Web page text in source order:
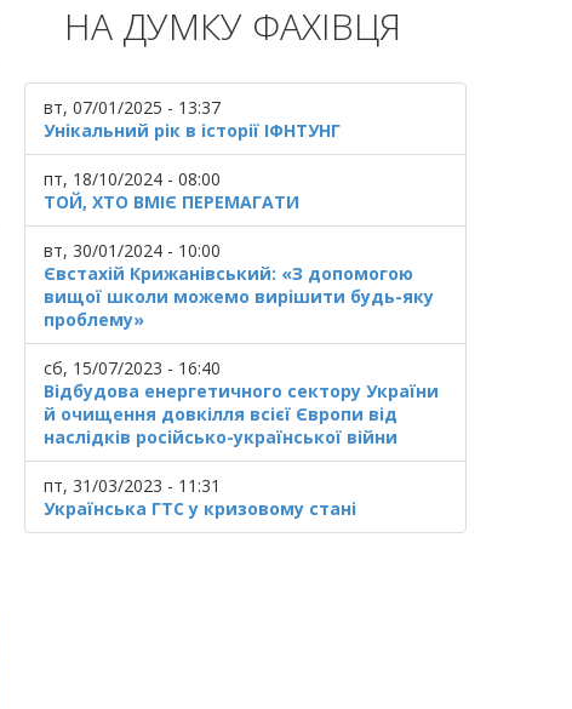
НА ДУМКУ ФАХІВЦЯ
вт, 07/01/2025 - 13:37
Унікальний рік в історії ІФНТУНГ
пт, 18/10/2024 - 08:00
ТОЙ, ХТО ВМІЄ ПЕРЕМАГАТИ
вт, 30/01/2024 - 10:00
Євстахій Крижанівський: «З допомогою
вищої школи можемо вирішити будь-яку
проблему»
сб, 15/07/2023 - 16:40
Відбудова енергетичного сектору України
й очищення довкілля всієї Європи від
наслідків російсько-української війни
пт, 31/03/2023 - 11:31
Українська ГТС у кризовому стані